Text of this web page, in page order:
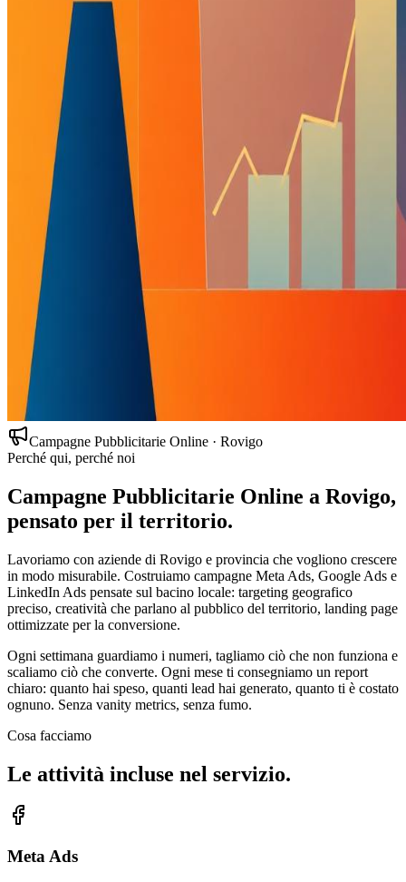
Campagne Pubblicitarie Online · Rovigo
Perché qui, perché noi
Campagne Pubblicitarie Online a Rovigo,
pensato per il territorio.
Lavoriamo con aziende di Rovigo e provincia che vogliono crescere
in modo misurabile. Costruiamo campagne Meta Ads, Google Ads e
LinkedIn Ads pensate sul bacino locale: targeting geografico
preciso, creatività che parlano al pubblico del territorio, landing page
ottimizzate per la conversione.
Ogni settimana guardiamo i numeri, tagliamo ciò che non funziona e
scaliamo ciò che converte. Ogni mese ti consegniamo un report
chiaro: quanto hai speso, quanti lead hai generato, quanto ti è costato
ognuno. Senza vanity metrics, senza fumo.
Cosa facciamo
Le attività incluse nel servizio.
Meta Ads